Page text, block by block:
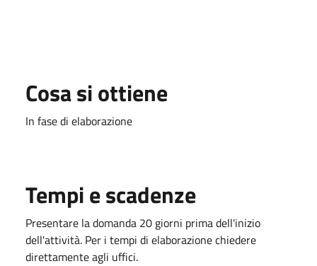
Cosa si ottiene
In fase di elaborazione
Tempi e scadenze
Presentare la domanda 20 giorni prima dell'inizio
dell'attività. Per i tempi di elaborazione chiedere
direttamente agli uffici.